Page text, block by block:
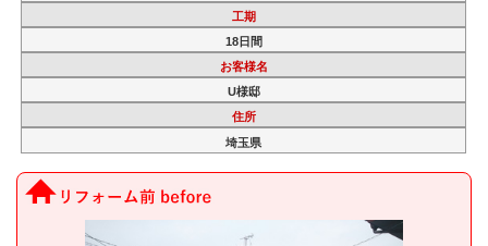
工期
18日間
お客様名
U様邸
住所
埼玉県